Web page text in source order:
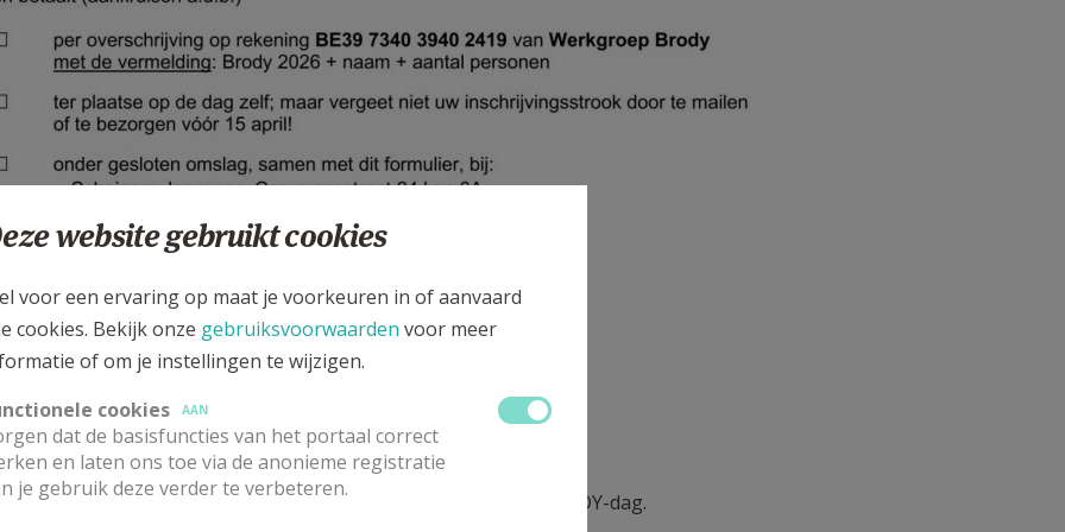
2026
uit de Werkgroep
op 27 april, mochten we 85 gasten verwelkomen op onze BRODY-dag.
website gebruikt cookies
voor een ervaring op maat je voorkeuren in of aanvaard
cookies. Bekijk onze gebruiksvoorwaarden voor meer
of om je instellingen te wijzigen.
cookies
AAN
dat de basisfuncties van het portaal correct
en laten ons toe via de anonieme registratie
je gebruik deze verder te verbeteren.